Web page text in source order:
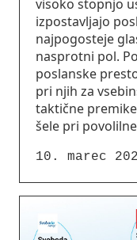
visoko stopnjo
izpostavljajo
najpogosteje
nasprotni pol.
poslanske
pri njih za
taktične
šele pri
10. marec